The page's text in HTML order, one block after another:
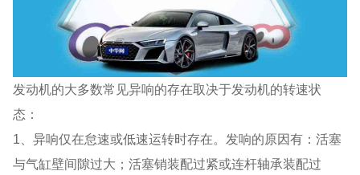
发动机的大多数常见异响的存在取决于发动机的转速状
态：
1、异响仅在怠速或低速运转时存在。发响的原因有：活塞
与气缸壁间隙过大；活塞销装配过紧或连杆轴承装配过